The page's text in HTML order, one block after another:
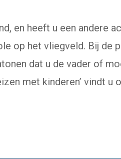
en heeft u een andere
op het vliegveld. Bij de
link gaat naar een externe
dat u de vader of
met kinderen’ vindt u
website)